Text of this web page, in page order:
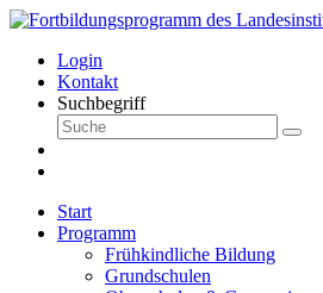
Login
Kontakt
Suchbegriff
Start
Programm
Frühkindliche Bildung
Grundschulen